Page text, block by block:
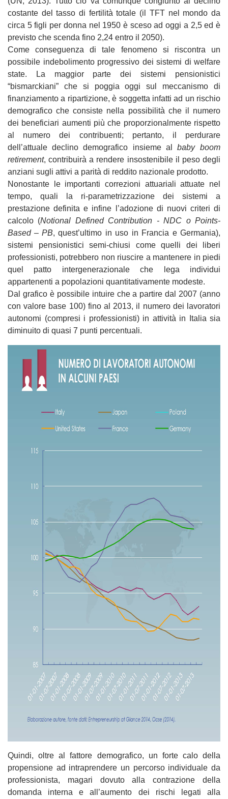
costante del tasso di fertilità totale (il TFT nel mondo da
circa 5 figli per donna nel 1950 è sceso ad oggi a 2,5 ed è
previsto che scenda fino 2,24 entro il 2050).
Come conseguenza di tale fenomeno si riscontra un
possibile indebolimento progressivo dei sistemi di welfare
state. La maggior parte dei sistemi pensionistici
“bismarckiani” che si poggia oggi sul meccanismo di
finanziamento a ripartizione, è soggetta infatti ad un rischio
demografico che consiste nella possibilità che il numero
dei beneficiari aumenti più che proporzionalmente rispetto
al numero dei contribuenti; pertanto, il perdurare
dell’attuale declino demografico insieme al baby boom
retirement, contribuirà a rendere insostenibile il peso degli
anziani sugli attivi a parità di reddito nazionale prodotto.
Nonostante le importanti correzioni attuariali attuate nel
tempo, quali la ri-parametrizzazione dei sistemi a
prestazione definita e infine l’adozione di nuovi criteri di
calcolo (Notional Defined Contribution - NDC o Points-
Based – PB, quest’ultimo in uso in Francia e Germania),
sistemi pensionistici semi-chiusi come quelli dei liberi
professionisti, potrebbero non riuscire a mantenere in piedi
quel patto intergenerazionale che lega individui
appartenenti a popolazioni quantitativamente modeste.
Dal grafico è possibile intuire che a partire dal 2007 (anno
con valore base 100) fino al 2013, il numero dei lavoratori
autonomi (compresi i professionisti) in attività in Italia sia
diminuito di quasi 7 punti percentuali.
Quindi, oltre al fattore demografico, un forte calo della
propensione ad intraprendere un percorso individuale da
professionista, magari dovuto alla contrazione della
domanda interna e all’aumento dei rischi legati alla